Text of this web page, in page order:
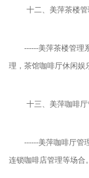
十二、美萍茶楼
------美萍茶楼管理
理，茶馆咖啡厅休闲娱
十三、美萍咖啡
------美萍咖啡厅管
连锁咖啡店管理等场合。